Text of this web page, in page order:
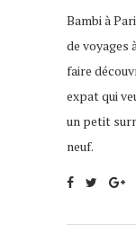
Bambi à
de voyages
faire
expat qui
un petit
neuf.